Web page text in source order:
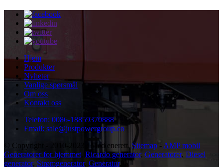
Hjem
Produkter
Nyheter
Vanlige spørsmål
Om oss
Kontakt oss
Telefon: 0086-18859370888
Email: sale@justpowergroup.co
© Copyright - 2010-2023 : Med enerett. Sitemap - AMP mobil
Generatorer for hjemmet Ricardo generator, Generatorer, Diesel
generator, Strømgenerator, Generator,